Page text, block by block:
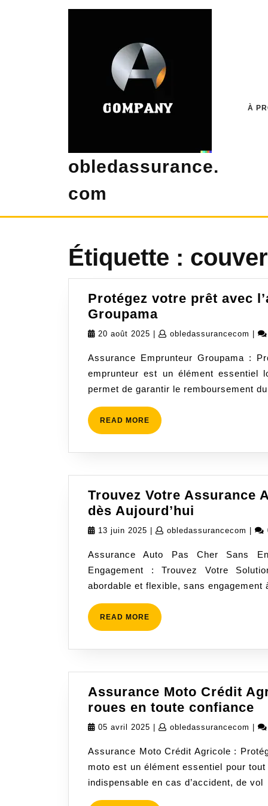
obledassurance.
com
À
Étiquette :
Protégez votre prêt avec
GroupamaProtégez
votre
avec
l’assurance
emprunteur
Groupama
20 août 2025 20
2025
obledassurancecom
Assurance Emprunteur Groupama :
emprunteur est un élément essentiel
permet de garantir le remboursement du
READ MORE READ
MORE
Trouvez Votre Assurance
dès Aujourd’hui
Votre
Auto
Pas
Cher
13 juin 2025 13
2025
obledassurancecom
Assurance Auto Pas Cher Sans
Engagement : Trouvez Votre
abordable et flexible, sans engagement
READ MORE READ
MORE
Assurance Moto Crédit
roues en toute confiance
:
05 avril 2025 05
2025
obledassurancecom
Assurance Moto Crédit Agricole :
moto est un élément essentiel pour
indispensable en cas d’accident, de vol